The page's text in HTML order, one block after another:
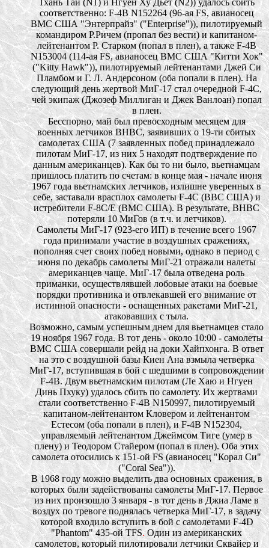
Тхань Тай (N1) и Нгуен Ху Дьет (N2)) удалось сбить
соответственно: F-4B N152264 (96-ая FS, авианосец
ВМС США "Энтерпрайз" ("Enterprise")), пилотируемый
командиром Р.Ричем (пропал без вести) и капитаном-
лейтенантом Р. Старком (попал в плен), а также F-4B
N153004 (114-ая FS, авианосец ВМС США "Китти Хок"
("Kitty Hawk")), пилотируемый лейтенантами Джей Си
Пламбом и Г. Л. Андерсоном (оба попали в плен). На
следующий день жертвой МиГ-17 стал очередной F-4С,
чей экипаж (Джозеф Миллиган и Джек Ванлоан) попал
в плен.
Бесспорно, май был превосходным месяцем для
военных летчиков ВНВС, заявивших о 19-ти сбитых
самолетах США (7 заявленных побед принадлежало
пилотам МиГ-17, из них 5 находят подтверждение по
данным американцев). Как бы то ни было, вьетнамцам
пришлось платить по счетам: в конце мая - начале июня
1967 года вьетнамских летчиков, излишне уверенных в
себе, заставали врасплох самолеты F-4С (ВВС США) и
истребители F-8С/Е (ВМС США). В результате, ВНВС
потеряли 10 МиГов (в т.ч. и летчиков).
Самолеты МиГ-17 (923-его ИП) в течение всего 1967
года принимали участие в воздушных сражениях,
пополняя счет своих побед новыми, однако в период с
июня по декабрь самолеты МиГ-21 отражали налеты
американцев чаще. МиГ-17 была отведена роль
приманки, осуществлявшей лобовые атаки на боевые
порядки противника и отвлекавшей его внимание от
истинной опасности - оснащенных ракетами МиГ-21,
атаковавших с тыла.
Возможно, самым успешным днем для вьетнамцев стало
19 ноября 1967 года. В тот день - около 10:00 - самолеты
ВМС США совершали рейд на доки Хайпхонга. В ответ
на это с воздушной базы Киен Ана взмыла четверка
МиГ-17, вступившая в бой с шедшими в сопровождении
F-4B. Двум вьетнамским пилотам (Ле Хаю и Нгуен
Динь Пхуку) удалось сбить по самолету. Их жертвами
стали соответственно F-4B N150997, пилотируемый
капитаном-лейтенантом Кловером и лейтенантом
Естесом (оба попали в плен), и F-4B N152304,
управляемый лейтенантом Джеймсом Тиге (умер в
плену) и Теодором Стайером (попал в плен). Оба этих
самолета отосились к 151-ой FS (авианосец "Корал Си"
("Coral Sea")).
В 1968 году можно выделить два основных сражения, в
которых были задействованы самолеты МиГ-17. Первое
из них произошло 3 января - в тот день в Джиа Ламе в
воздух по тревоге поднялась четверка МиГ-17, в задачу
которой входило вступить в бой с самолетами F-4D
"Phantom" 435-ой TFS. Один из американских
самолетов, который пилотировали летчики Сквайер и